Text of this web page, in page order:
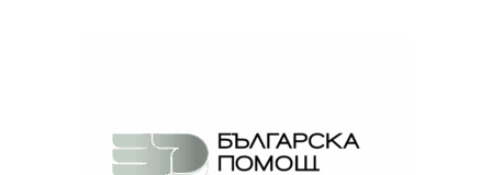
Cultart PRO 2025